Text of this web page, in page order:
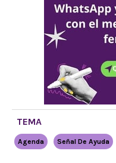
TEMA
Agenda Señal De Ayuda